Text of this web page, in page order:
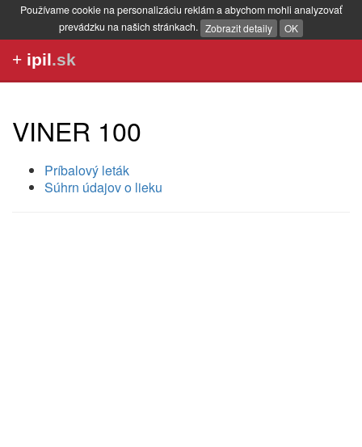
Používame cookie na personalizáciu reklám a abychom mohli analyzovať
prevádzku na našich stránkach. Zobrazit detaily OK
+ ipil.sk
VINER 100
Príbalový leták
Súhrn údajov o lieku